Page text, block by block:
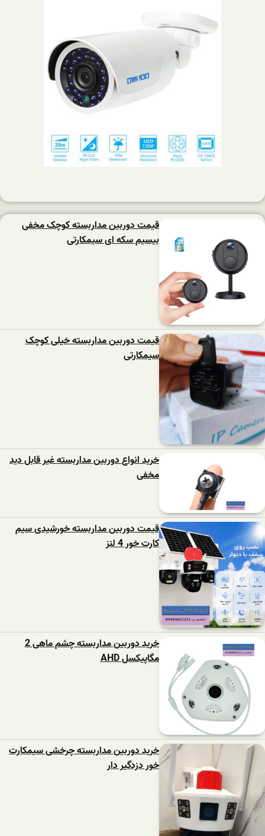
قیمت دوربین مداربسته کوچک مخفی
بیسیم سکه ای سیمکارتی
قیمت دوربین مداربسته خیلی کوچک
سیمکارتی
خرید انواع دوربین مداربسته غیر قابل دید
مخفی
قیمت دوربین مداربسته خورشیدی سیم
کارت خور 4 لنز
خرید دوربین مداربسته چشم ماهی 2
مگاپیکسل AHD
خرید دوربین مداربسته چرخشی سیمکارت
خور دزدگیر دار